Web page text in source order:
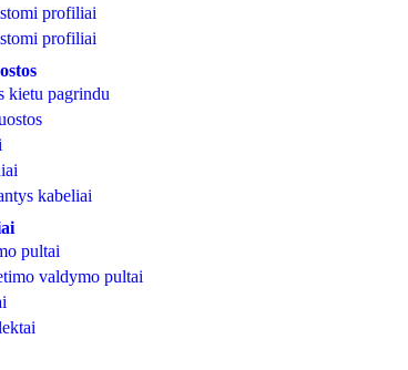
profiliai
profiliai
kietu pagrindu
kabeliai
pultai
valdymo pultai